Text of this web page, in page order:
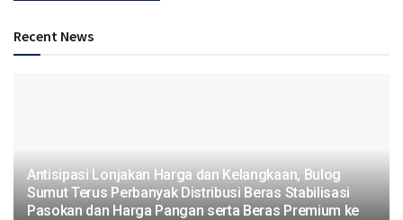
Recent News
Antisipasi Lonjakan Harga dan Kelangkaan, Bulog
Sumut Terus Perbanyak Distribusi Beras Stabilisasi
Pasokan dan Harga Pangan serta Beras Premium ke